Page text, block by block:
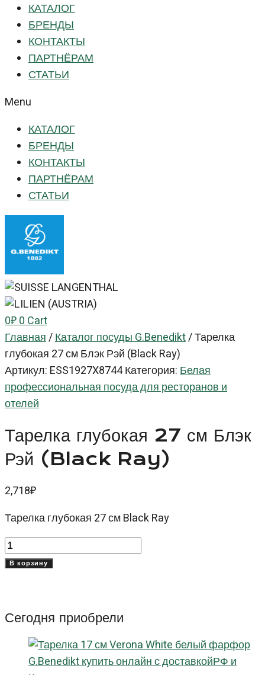
КАТАЛОГ
БРЕНДЫ
КОНТАКТЫ
ПАРТНЁРАМ
СТАТЬИ
Menu
КАТАЛОГ
БРЕНДЫ
КОНТАКТЫ
ПАРТНЁРАМ
СТАТЬИ
0₽0Cart
Главная/Каталог посуды G.Benedikt/Тарелка
глубокая 27 см Блэк Рэй (Black Ray)
Артикул: ESS1927X8744Категория:Белая
профессиональная посуда для ресторанов и
отелей
Тарелка глубокая 27 см Блэк
Рэй (Black Ray)
2,718₽
Тарелка глубокая 27 см Black Ray
Количество
товара
27
см
В корзину
Сегодня приобрели